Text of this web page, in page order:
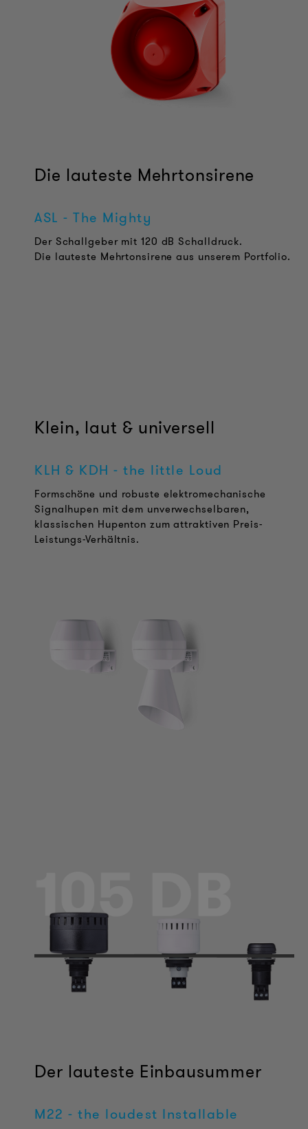
Die lauteste Mehrtonsirene
ASL - The Mighty
Der Schallgeber mit 120 dB Schalldruck.
Die lauteste Mehrtonsirene aus unserem Portfolio.
Klein, laut & universell
KLH & KDH - the little Loud
Formschöne und robuste elektromechanische
Signalhupen mit dem unverwechselbaren,
klassischen Hupenton zum attraktiven Preis-
Leistungs-Verhältnis.
Der lauteste Einbausummer
M22 - the loudest Installable